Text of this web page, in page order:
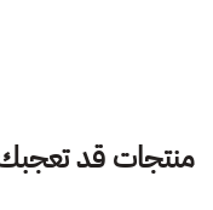
منتجات قد